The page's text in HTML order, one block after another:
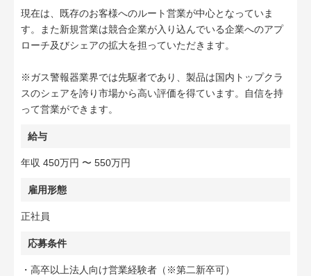
現在は、既存のお客様へのルート営業が中心となっていま
す。また新規営業は競合企業が入り込んでいる企業へのアプ
ローチ及びシェアの拡大を担っていただきます。
※ガス警報器業界では先駆者であり、製品は国内トップクラ
スのシェアを誇り市場から高い評価を得ています。自信を持
って営業ができます。
給与
年収 450万円 〜 550万円
雇用形態
正社員
応募条件
・高卒以上法人向け営業経験者（※第二新卒可）